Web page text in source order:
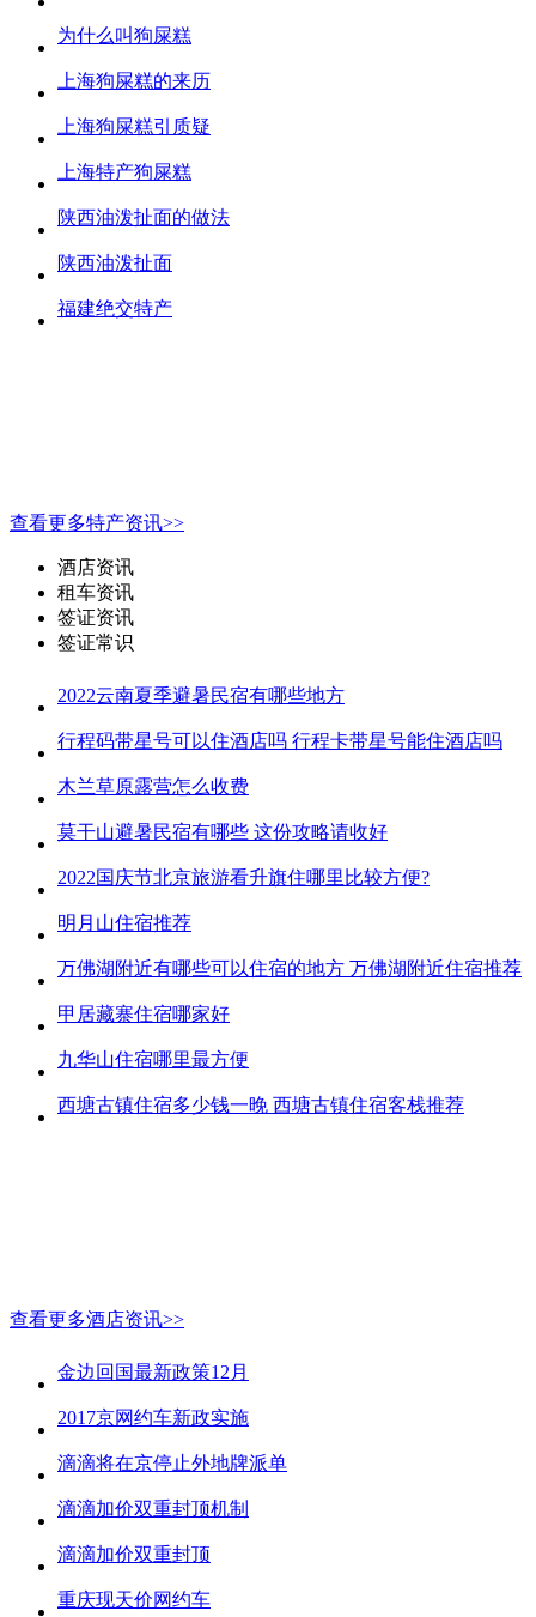
为什么叫狗屎糕
上海狗屎糕的来历
上海狗屎糕引质疑
上海特产狗屎糕
陕西油泼扯面的做法
陕西油泼扯面
福建绝交特产
查看更多特产资讯>>
酒店资讯
租车资讯
签证资讯
签证常识
2022云南夏季避暑民宿有哪些地方
行程码带星号可以住酒店吗 行程卡带星号能住酒店吗
木兰草原露营怎么收费
莫干山避暑民宿有哪些 这份攻略请收好
2022国庆节北京旅游看升旗住哪里比较方便?
明月山住宿推荐
万佛湖附近有哪些可以住宿的地方 万佛湖附近住宿推荐
甲居藏寨住宿哪家好
九华山住宿哪里最方便
西塘古镇住宿多少钱一晚 西塘古镇住宿客栈推荐
查看更多酒店资讯>>
金边回国最新政策12月
2017京网约车新政实施
滴滴将在京停止外地牌派单
滴滴加价双重封顶机制
滴滴加价双重封顶
重庆现天价网约车